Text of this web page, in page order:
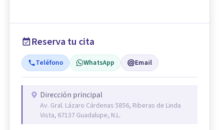
Reserva tu cita
Teléfono WhatsApp Email
Dirección principal
Av. Gral. Lázaro Cárdenas 5856, Riberas de Linda
Vista, 67137 Guadalupe, N.L.